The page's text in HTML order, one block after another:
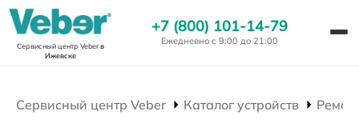
Сервисный центр Veberв
Ижевске
+7 (800) 101-14-79
Ежедневно с 9:00 до 21:00
Сервисный центр Veber Каталог устройств